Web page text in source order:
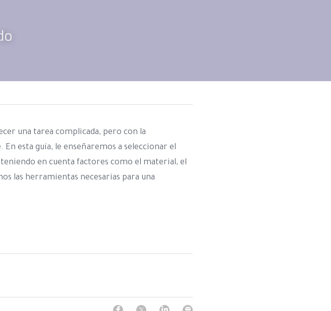
una tarea complicada, pero con la
esta guía, le enseñaremos a seleccionar el
en cuenta factores como el material, el
las herramientas necesarias para una